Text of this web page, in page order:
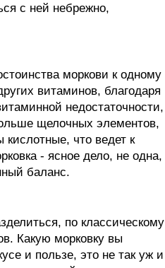
с ней небрежно,
моркови к одному
витаминов, благодаря
недостаточности,
щелочных элементов,
что ведет к
- ясное дело, не одна,
баланс.
по классическому
Какую морковку вы
и пользе, это не так уж и